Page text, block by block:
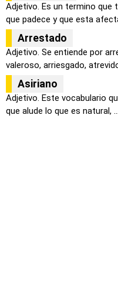
Adjetivo. Es un termino que
que padece y que esta
Arrestado
Adjetivo. Se entiende por
valeroso, arriesgado,
Asiriano
Adjetivo. Este vocabulario
que alude lo que es natural, ...